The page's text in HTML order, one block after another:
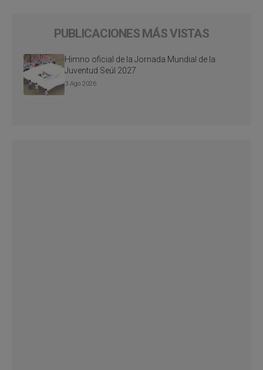
PUBLICACIONES MÁS VISTAS
Himno oficial de la Jornada Mundial de la
Juventud Seúl 2027
3 Ago 2026